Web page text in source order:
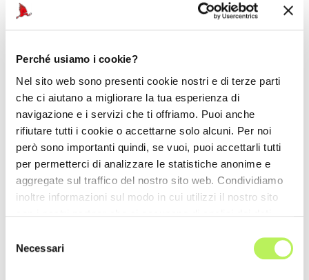
Perché usiamo i cookie?
Nel sito web sono presenti cookie nostri e di terze parti
che ci aiutano a migliorare la tua esperienza di
navigazione e i servizi che ti offriamo. Puoi anche
rifiutare tutti i cookie o accettarne solo alcuni. Per noi
però sono importanti quindi, se vuoi, puoi accettarli tutti
per permetterci di analizzare le statistiche anonime e
aggregate sul traffico del nostro sito web. Condividiamo
inoltre informazioni sul modo in cui utilizzi il nostro sito
combinarle con altre informazioni che hai fornito loro o
delNecessari